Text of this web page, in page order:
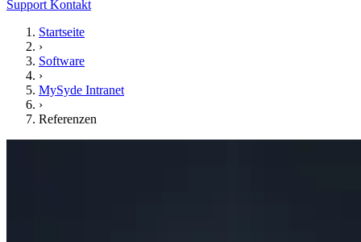
Support Kontakt
Startseite
›
Software
›
MySyde Intranet
›
Referenzen